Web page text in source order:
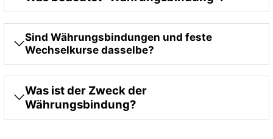
Sind Währungsbindungen und feste
Wechselkurse dasselbe?
Was ist der Zweck der
Währungsbindung?